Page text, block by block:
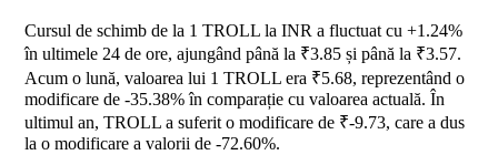
Cursul de schimb de la 1 TROLL la INR a fluctuat cu +1.24%
în ultimele 24 de ore, ajungând până la ₹3.85 și până la ₹3.57.
Acum o lună, valoarea lui 1 TROLL era ₹5.68, reprezentând o
modificare de -35.38%în comparație cu valoarea actuală. În
ultimul an, TROLL a suferit o modificare de ₹-9.73, care a dus
la o modificare a valorii de -72.60%.